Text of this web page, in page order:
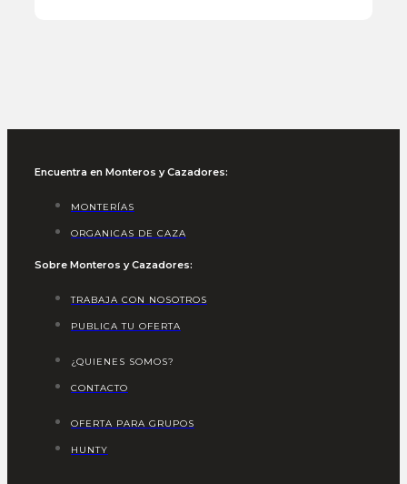
Encuentra en Monteros y Cazadores:
MONTERÍAS
ORGANICAS DE CAZA
Sobre Monteros y Cazadores:
TRABAJA CON NOSOTROS
PUBLICA TU OFERTA
¿QUIENES SOMOS?
CONTACTO
OFERTA PARA GRUPOS
HUNTY